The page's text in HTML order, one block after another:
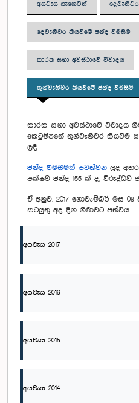
අයවැය සැකෙවින්
දෙවැනිවර කියවීමේ ඡන්ද විමසීම
කාරක සභා අවස්ථාවේ විවාදය
තුන්වැනිවර කියවීමේ ඡන්ද විමසීම
කාරක සභා අවස්ථාවේ විවාදය
කෙටුම්පතේ තුන්වැනිවර කියවීම
ලදී.
ඡන්ද විමසීමක් පවත්වන ලද
පක්ෂව ඡන්ද 155 ක් ද, විරුද්ධව
ඒ අනුව, 2017 නොවැම්බර් මස
කටයුතු අද දින නිමාවට පත්විය.
අයවැය 2017
අයවැය 2016
අයවැය 2015
අයවැය 2014